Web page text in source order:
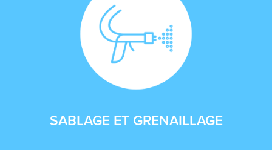
SABLAGE ET GRENAILLAGE